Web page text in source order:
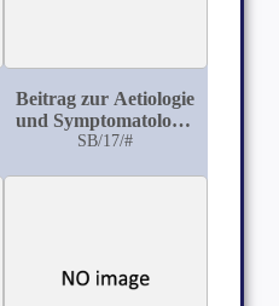
Beitrag zur Aetiologie
und Symptomatologie
der Katatonie
SB/17/#